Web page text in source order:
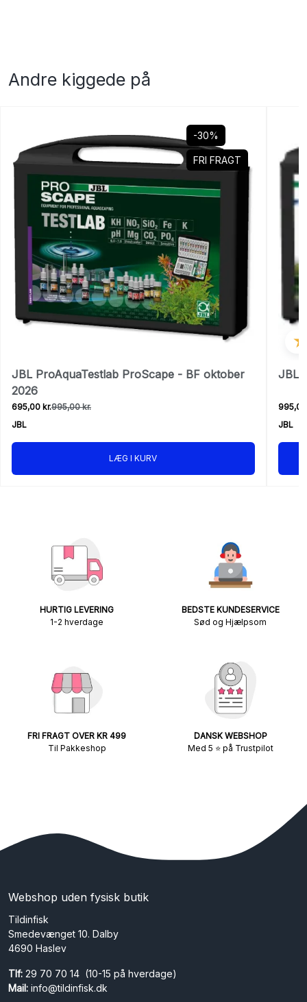
Andre kiggede på
-30%
FRI FRAGT
JBL ProAquaTestlab ProScape - BF oktober
2026
695,00 kr.995,00 kr.
JBL
LÆG I KURV
JBL
JBL
HURTIG LEVERING
1-2 hverdage
BEDSTE KUNDESERVICE
Sød og Hjælpsom
FRI FRAGT OVER KR 499
Til Pakkeshop
DANSK WEBSHOP
Med 5 ⭐ på Trustpilot
Webshop uden fysisk butik
Tildinfisk
Smedevænget 10. Dalby
4690 Haslev
Tlf: 29 70 70 14 (10-15 på hverdage)
Mail: info@tildinfisk.dk